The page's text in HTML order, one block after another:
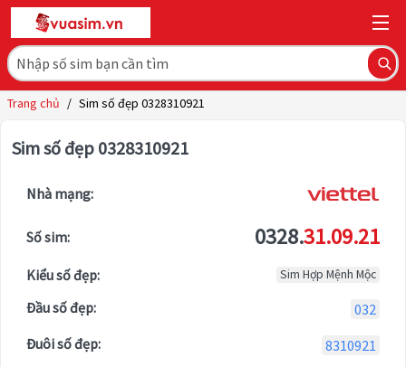
Trang chủ / Sim số đẹp 0328310921
Sim số đẹp 0328310921
Nhà mạng:
Số sim: 0328.31.09.21
Kiểu số đẹp: Sim Hợp Mệnh Mộc
Đầu số đẹp:
032
Đuôi số đẹp:
8310921